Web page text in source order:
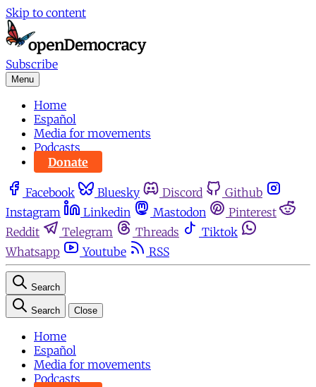
Skip to content
Subscribe
Menu
Home
Español
Media for movements
Podcasts
Donate
Facebook Bluesky Discord
Github
Instagram
Linkedin Mastodon
Pinterest
Reddit
Telegram Threads
Tiktok
Whatsapp
Youtube RSS
Search
Search Close
Home
Español
Media for movements
Podcasts